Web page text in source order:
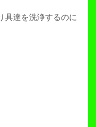
具達を洗浄するのに